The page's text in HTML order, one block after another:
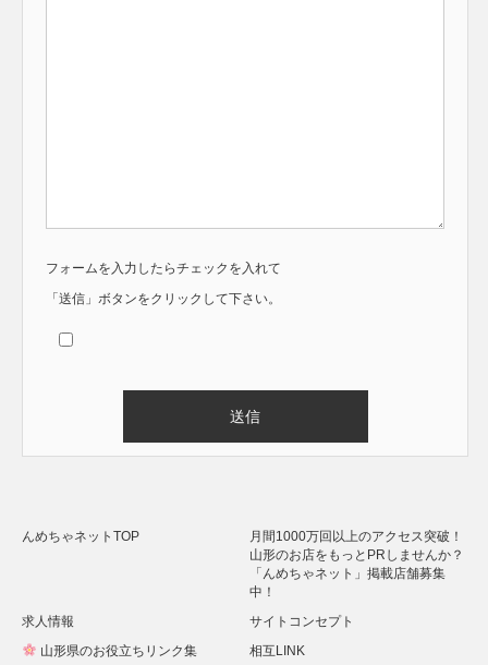
フォームを入力したらチェックを入れて
「送信」ボタンをクリックして下さい。
んめちゃネットTOP
月間1000万回以上のアクセス突破！
山形のお店をもっとPRしませんか？
「んめちゃネット」掲載店舗募集
中！
求人情報
サイトコンセプト
山形県のお役立ちリンク集
相互LINK